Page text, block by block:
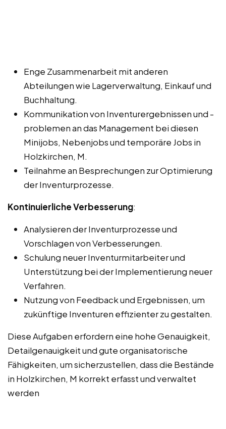
Enge Zusammenarbeit mit anderen
Abteilungen wie Lagerverwaltung, Einkauf und
Buchhaltung.
Kommunikation von Inventurergebnissen und -
problemen an das Management bei diesen
Minijobs, Nebenjobs und temporäre Jobs in
Holzkirchen, M.
Teilnahme an Besprechungen zur Optimierung
der Inventurprozesse.
Kontinuierliche Verbesserung:
Analysieren der Inventurprozesse und
Vorschlagen von Verbesserungen.
Schulung neuer Inventurmitarbeiter und
Unterstützung bei der Implementierung neuer
Verfahren.
Nutzung von Feedback und Ergebnissen, um
zukünftige Inventuren effizienter zu gestalten.
Diese Aufgaben erfordern eine hohe Genauigkeit,
Detailgenauigkeit und gute organisatorische
Fähigkeiten, um sicherzustellen, dass die Bestände
in Holzkirchen, M korrekt erfasst und verwaltet
werden